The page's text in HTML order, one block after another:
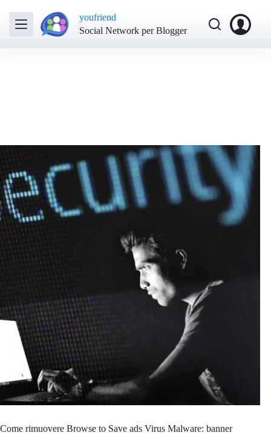
youfriend
Social Network per Blogger
Come rimuovere Browse to Save ads Virus Malware: banner